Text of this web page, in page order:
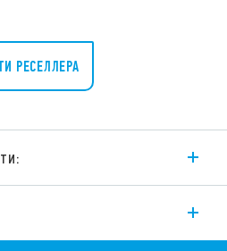
РЕСЕЛЛЕРА
различные